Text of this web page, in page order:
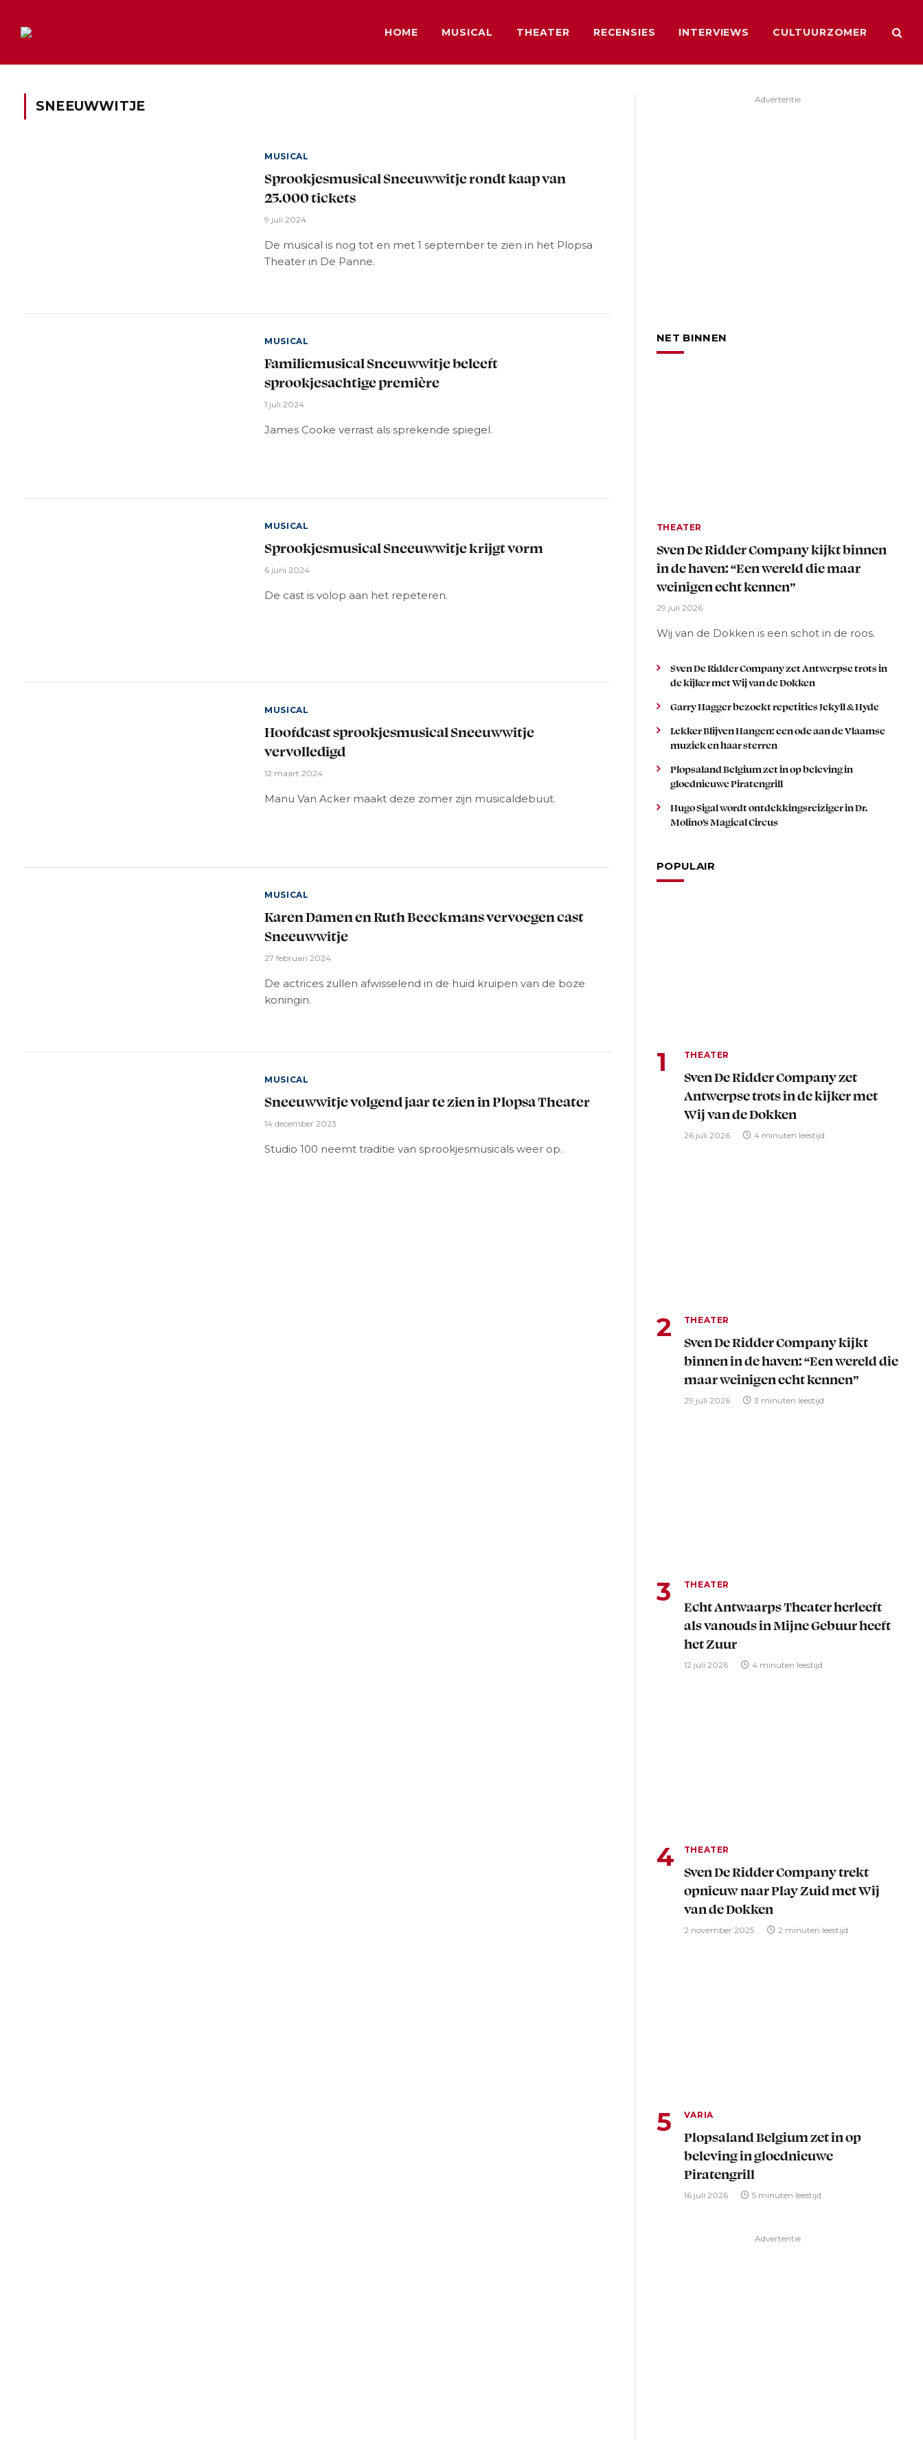
HOME MUSICAL THEATER RECENSIES INTERVIEWS CULTUURZOMER
SNEEUWWITJE
MUSICAL
Sprookjesmusical Sneeuwwitje rondt kaap van
25.000 tickets
9 juli 2024
De musical is nog tot en met 1 september te zien in het Plopsa
Theater in De Panne.
MUSICAL
Familiemusical Sneeuwwitje beleeft
sprookjesachtige première
1 juli 2024
James Cooke verrast als sprekende spiegel.
MUSICAL
Sprookjesmusical Sneeuwwitje krijgt vorm
6 juni 2024
De cast is volop aan het repeteren.
MUSICAL
Hoofdcast sprookjesmusical Sneeuwwitje
vervolledigd
12 maart 2024
Manu Van Acker maakt deze zomer zijn musicaldebuut.
MUSICAL
Karen Damen en Ruth Beeckmans vervoegen cast
Sneeuwwitje
27 februari 2024
De actrices zullen afwisselend in de huid kruipen van de boze
koningin.
MUSICAL
Sneeuwwitje volgend jaar te zien in Plopsa Theater
14 december 2023
Studio 100 neemt traditie van sprookjesmusicals weer op.
Advertentie
NET BINNEN
THEATER
Sven De Ridder Company kijkt binnen
in de haven: “Een wereld die maar
weinigen echt kennen”
29 juli 2026
Wij van de Dokken is een schot in de roos.
Sven De Ridder Company zet Antwerpse trots in
de kijker met Wij van de Dokken
Garry Hagger bezoekt repetities Jekyll & Hyde
Lekker Blijven Hangen: een ode aan de Vlaamse
muziek en haar sterren
Plopsaland Belgium zet in op beleving in
gloednieuwe Piratengrill
Hugo Sigal wordt ontdekkingsreiziger in Dr.
Molino’s Magical Circus
POPULAIR
THEATER
Sven De Ridder Company zet
Antwerpse trots in de kijker met
Wij van de Dokken
26 juli 2026 4 minuten leestijd
THEATER
Sven De Ridder Company kijkt
binnen in de haven: “Een wereld die
maar weinigen echt kennen”
29 juli 2026 3 minuten leestijd
THEATER
Echt Antwaarps Theater herleeft
als vanouds in Mijne Gebuur heeft
het Zuur
12 juli 2026 4 minuten leestijd
THEATER
Sven De Ridder Company trekt
opnieuw naar Play Zuid met Wij
van de Dokken
2 november 2025 2 minuten leestijd
VARIA
Plopsaland Belgium zet in op
beleving in gloednieuwe
Piratengrill
16 juli 2026 5 minuten leestijd
Advertentie